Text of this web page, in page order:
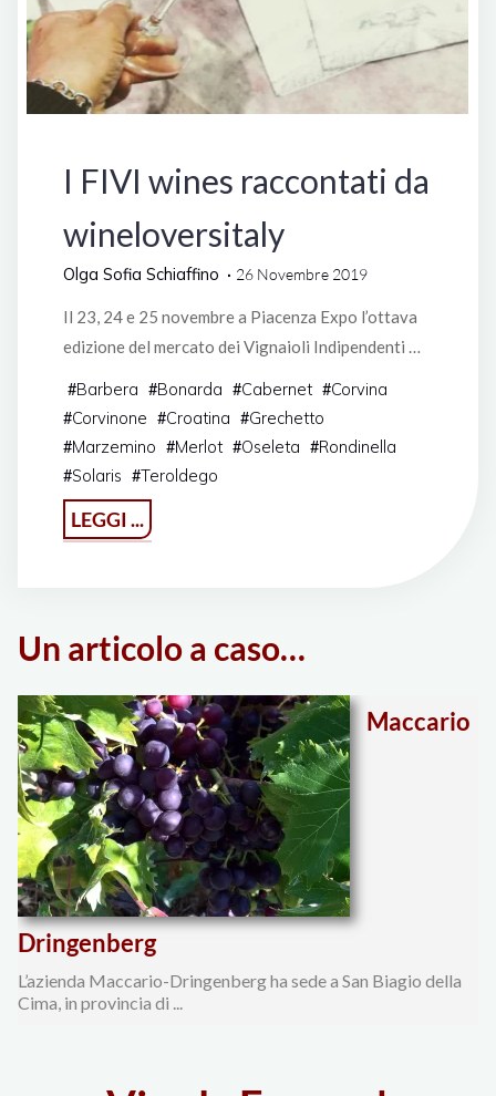
I FIVI wines raccontati da
wineloversitaly
Olga Sofia Schiaffino 26 Novembre 2019
Il 23, 24 e 25 novembre a Piacenza Expo l’ottava
edizione del mercato dei Vignaioli Indipendenti …
#Barbera #Bonarda #Cabernet #Corvina
#Corvinone #Croatina #Grechetto
#Marzemino #Merlot #Oseleta #Rondinella
#Solaris #Teroldego
LEGGI ...
FIVI
da
Un articolo a caso…
Maccario
Dringenberg
L’azienda Maccario-Dringenberg ha sede a San Biagio della
Cima, in provincia di ...